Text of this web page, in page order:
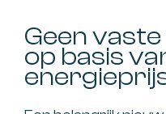
Geen
op basis